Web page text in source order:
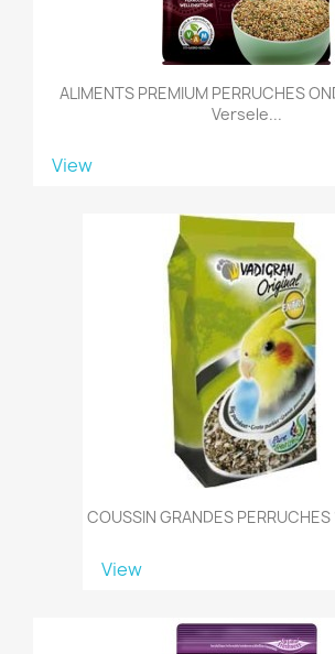
ALIMENTS PREMIUM PERRUCHES
Versele...
View
COUSSIN GRANDES PERRUCHES
View